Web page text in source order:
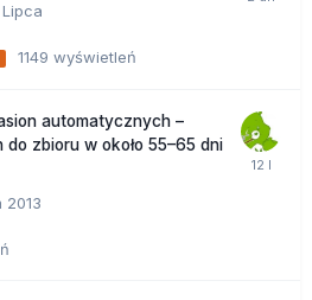
1149 wyświetleń
automatycznych –
zbioru w około 55–65 dni
2013